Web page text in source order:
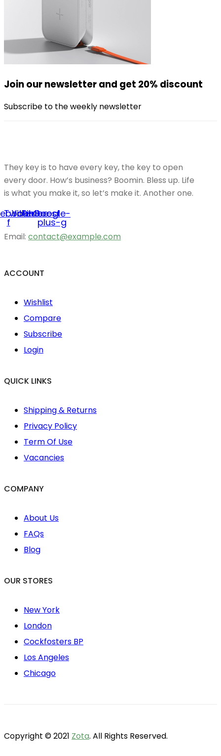
Join our newsletter and get 20% discount
Subscribe to the weekly newsletter
They key is to have every key, the key to open
every door. How’s business? Boomin. Bless up. Life
is what you make it, so let’s make it. Another one.
f
Twitter
Youtube
Pinterest
Google-
plus-g
Email: contact@example.com
ACCOUNT
Wishlist
Compare
Subscribe
Login
QUICK LINKS
Shipping & Returns
Privacy Policy
Term Of Use
Vacancies
COMPANY
About Us
FAQs
Blog
OUR STORES
New York
London
Cockfosters BP
Los Angeles
Chicago
Copyright © 2021 Zota. All Rights Reserved.